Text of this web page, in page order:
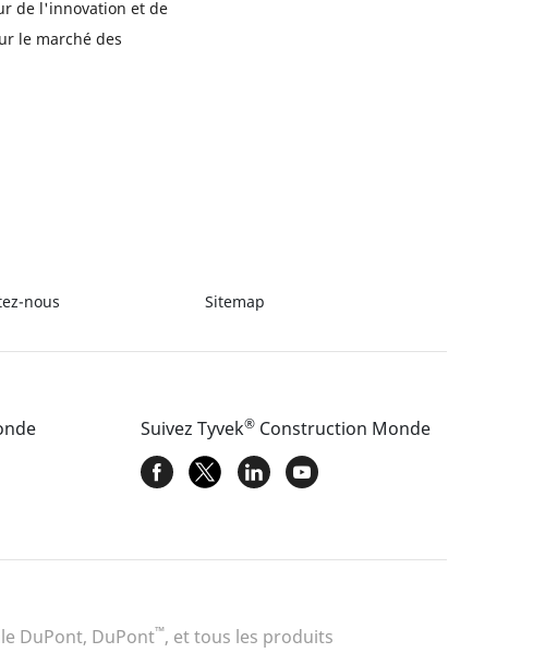
de l'innovation et de
le marché des
nous Sitemap
Suivez Tyvek®Construction Monde​
DuPont, DuPont™, et tous les produits